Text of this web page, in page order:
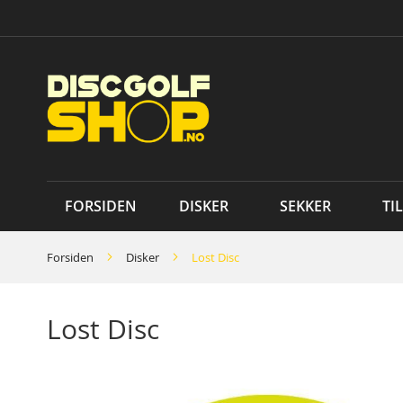
to
FORSIDEN DISKER SEKKER
Forsiden Disker Lost Disc
Lost Disc